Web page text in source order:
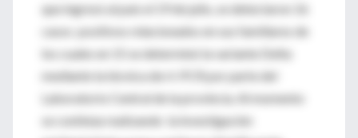
que ingresó al país el 19 de julio, se detectaron 16
casos positivos relacionados en sus familiares de
los cuales en 15 se determinó la variante Delta
mediante la técnica de rt-PCR por parte del
Laboratorio Central de la provincia. Al momento
se continúa realizando la investigación